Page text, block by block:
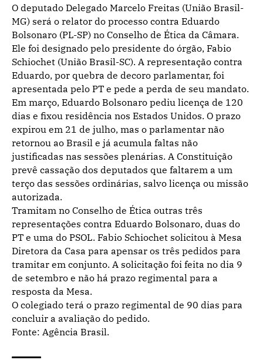
O deputado Delegado Marcelo Freitas (União Brasil-
MG) será o relator do processo contra Eduardo
Bolsonaro (PL-SP) no Conselho de Ética da Câmara.
Ele foi designado pelo presidente do órgão, Fabio
Schiochet (União Brasil-SC). A representação contra
Eduardo, por quebra de decoro parlamentar, foi
apresentada pelo PT e pede a perda de seu mandato.
Em março, Eduardo Bolsonaro pediu licença de 120
dias e fixou residência nos Estados Unidos. O prazo
expirou em 21 de julho, mas o parlamentar não
retornou ao Brasil e já acumula faltas não
justificadas nas sessões plenárias. A Constituição
prevê cassação dos deputados que faltarem a um
terço das sessões ordinárias, salvo licença ou missão
autorizada.
Tramitam no Conselho de Ética outras três
representações contra Eduardo Bolsonaro, duas do
PT e uma do PSOL. Fabio Schiochet solicitou à Mesa
Diretora da Casa para apensar os três pedidos para
tramitar em conjunto. A solicitação foi feita no dia 9
de setembro e não há prazo regimental para a
resposta da Mesa.
O colegiado terá o prazo regimental de 90 dias para
concluir a avaliação do pedido.
Fonte: Agência Brasil.